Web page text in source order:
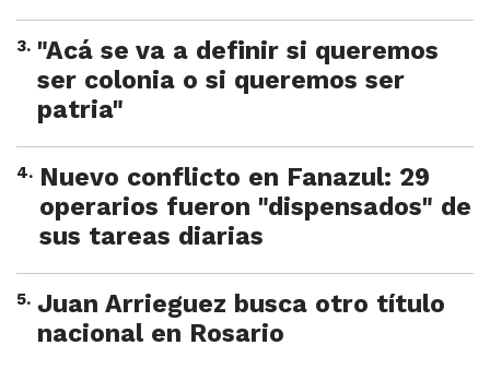
3. "Acá se va a definir si queremos
ser colonia o si queremos ser
patria"
4. Nuevo conflicto en Fanazul: 29
operarios fueron "dispensados" de
sus tareas diarias
5. Juan Arrieguez busca otro título
nacional en Rosario